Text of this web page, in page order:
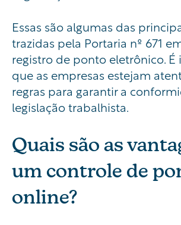
Essas são algumas das
trazidas pela Portaria nº 671
registro de ponto eletrônico.
que as empresas estejam
regras para garantir a
legislação trabalhista.
Quais são as
um controle de
online?